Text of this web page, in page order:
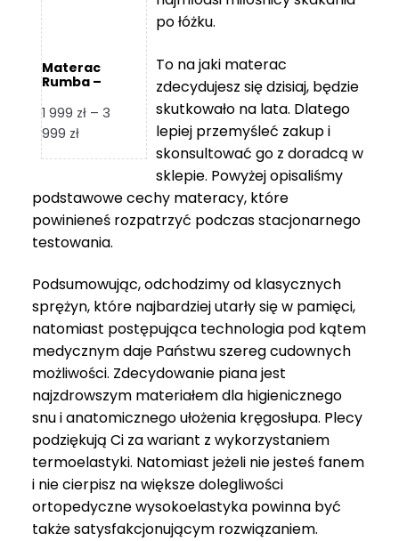
Materac
Rumba –
1 999 zł – 3
999 złZakres
1
999 zł
do
po łóżku.
To na jaki materac
zdecydujesz się dzisiaj, będzie
skutkowało na lata. Dlatego
lepiej przemyśleć zakup i
skonsultować go z doradcą w
sklepie. Powyżej opisaliśmy
podstawowe cechy materacy, które
powinieneś rozpatrzyć podczas stacjonarnego
testowania.
Podsumowując, odchodzimy od klasycznych
sprężyn, które najbardziej utarły się w pamięci,
natomiast postępująca technologia pod kątem
medycznym daje Państwu szereg cudownych
możliwości. Zdecydowanie piana jest
najzdrowszym materiałem dla higienicznego
snu i anatomicznego ułożenia kręgosłupa. Plecy
podziękują Ci za wariant z wykorzystaniem
termoelastyki. Natomiast jeżeli nie jesteś fanem
i nie cierpisz na większe dolegliwości
ortopedyczne wysokoelastyka powinna być
także satysfakcjonującym rozwiązaniem.